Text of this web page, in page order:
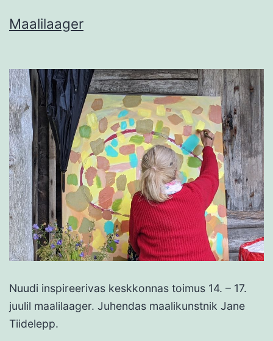
Maalilaager
Nuudi inspireerivas keskkonnas toimus 14. – 17.
juulil maalilaager. Juhendas maalikunstnik Jane
Tiidelepp.